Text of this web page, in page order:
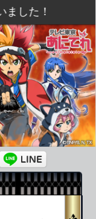
2015.12.16
『烈火冬＜バーニングウ
シャ...